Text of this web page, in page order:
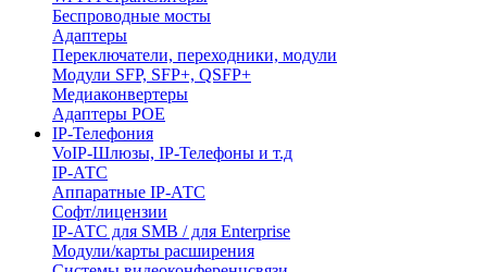
Беспроводные мосты
Адаптеры
Переключатели, переходники, модули
Модули SFP, SFP+, QSFP+
Медиаконвертеры
Адаптеры POE
IP-Телефония
VoIP-Шлюзы, IP-Телефоны и т.д
IP-АТС
Аппаратные IP-АТС
Софт/лицензии
IP-АТС для SMB / для Enterprise
Модули/карты расширения